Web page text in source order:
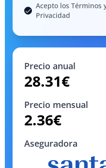
Acepto los Términos
Privacidad
Precio anual
28.31€
Precio mensual
2.36€
Aseguradora